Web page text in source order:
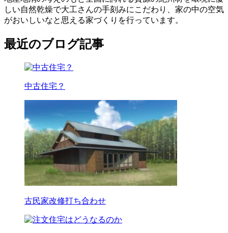
しい自然乾燥で大工さんの手刻みにこだわり、家の中の空気
がおいしいなと思える家づくりを行っています。
最近のブログ記事
中古住宅？
古民家改修打ち合わせ